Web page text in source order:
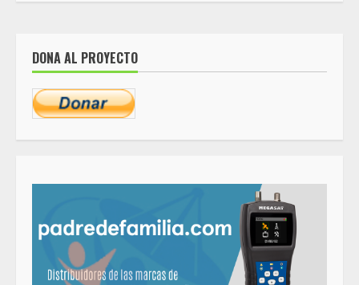
DONA AL PROYECTO